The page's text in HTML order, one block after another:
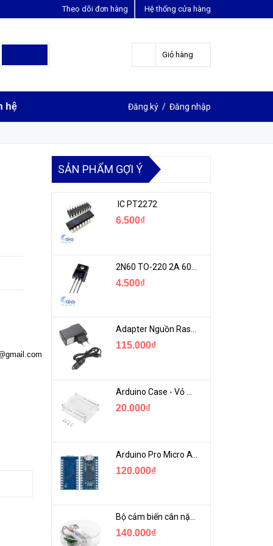
Hệ thống cửa hàng
Theo dõi đơn hàng
Giỏ hàng
hệ Đăng ký / Đăng nhập
LIÊN HỆ ĐẶT HÀNG
SẢN PHẨM GỢI Ý
IC PT2272
6.500₫
4.500₫
Adapter Nguồn Raspberry 5V 2.5A - USB Micro Có Công Tắc
115.000₫
20.000₫
Arduino Pro Micro ATmega32U4 USB Mini
120.000₫
Bộ cảm biến cân nặng loadcell 1KG khung mica
140.000₫